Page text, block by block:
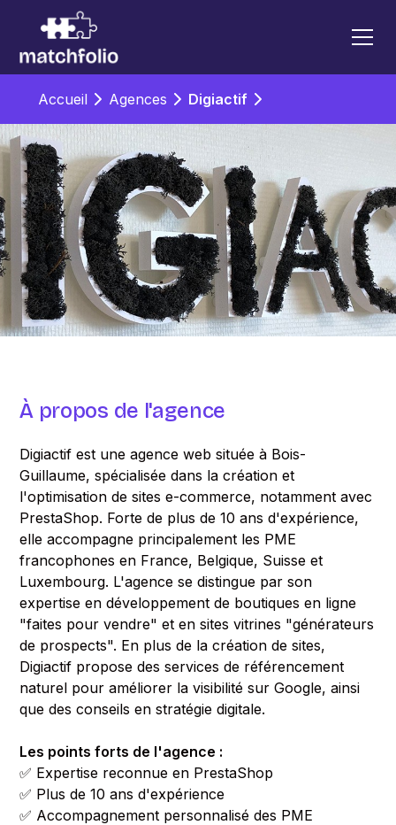
Accueil Agences Digiactif
À propos de l'agence
Digiactif est une agence web située à Bois-
Guillaume, spécialisée dans la création et
l'optimisation de sites e-commerce, notamment avec
PrestaShop. Forte de plus de 10 ans d'expérience,
elle accompagne principalement les PME
francophones en France, Belgique, Suisse et
Luxembourg. L'agence se distingue par son
expertise en développement de boutiques en ligne
"faites pour vendre" et en sites vitrines "générateurs
de prospects". En plus de la création de sites,
Digiactif propose des services de référencement
naturel pour améliorer la visibilité sur Google, ainsi
que des conseils en stratégie digitale.
Les points forts de l'agence :
✅ Expertise reconnue en PrestaShop
✅ Plus de 10 ans d'expérience
✅ Accompagnement personnalisé des PME